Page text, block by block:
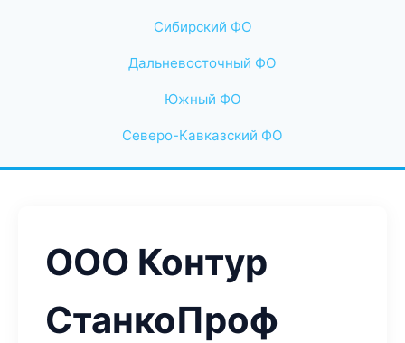
Сибирский ФО
Дальневосточный ФО
Южный ФО
Северо-Кавказский ФО
ООО Контур
СтанкоПроф